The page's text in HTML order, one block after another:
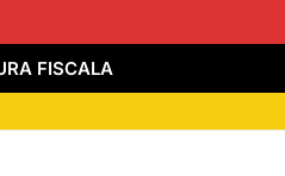
FISCALA